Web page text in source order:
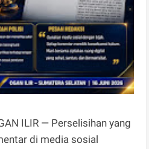
ILIR — Perselisihan yang
di media sosial